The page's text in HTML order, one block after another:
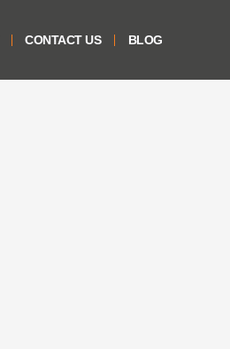
CONTACT US BLOG